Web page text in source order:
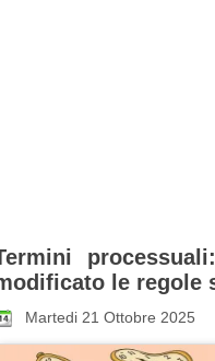
le regole
Martedi 21 Ottobre 2025